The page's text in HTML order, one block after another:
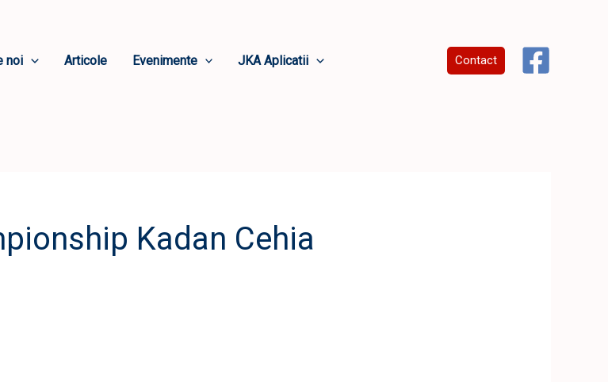
noi Articole Evenimente JKA Aplicatii Contact
Kadan Cehia